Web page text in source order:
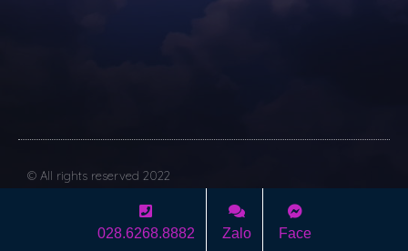
© All rights reserved 2022
028.6268.8882 Zalo Face